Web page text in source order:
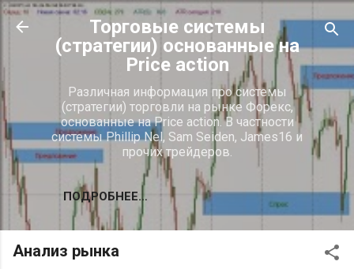
К основному контенту
Торговые системы
(стратегии) основанные на
Price action
Различная информация про системы
(стратегии) торговли на рынке Форекс,
основанные на Price action. В частности
системы Phillip Nel, Sam Seiden, James16 и
прочих трейдеров.
ПОДРОБНЕЕ…
Анализ рынка